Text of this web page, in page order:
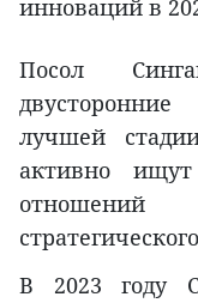
инноваций в
Посол
лучшей
активно
В 2023 году